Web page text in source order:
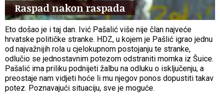
Raspad nakon raspada
Eto došao je i taj dan. Ivić Pašalić više nije član najveće
hrvatske političke stranke. HDZ, u kojem je Pašlić igrao jednu
od najvažnijih rola u cjelokupnom postojanju te stranke,
odlučio se jednostavnim potezom odstraniti momka iz Šuice.
Pašalić ima priliku podnijeti žalbu na odluku o isključenju, a
preostaje nam vidjeti hoće li mu njegov ponos dopustiti takav
potez. Poznavajući situaciju, sve je moguće.